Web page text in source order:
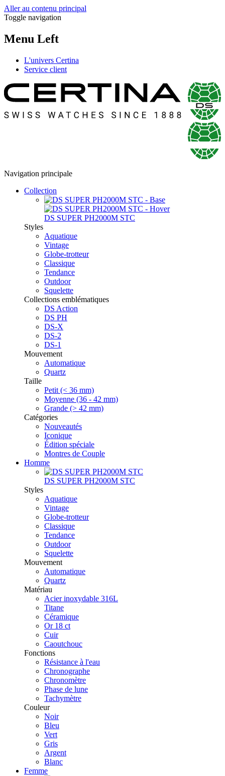
Aller au contenu principal
Toggle navigation
Menu Left
L'univers Certina
Service client
Navigation principale
Collection
DS SUPER PH2000M STC
Styles
Aquatique
Vintage
Globe-trotteur
Classique
Tendance
Outdoor
Squelette
Collections emblématiques
DS Action
DS PH
DS-X
DS-2
DS-1
Mouvement
Automatique
Quartz
Taille
Petit (< 36 mm)
Moyenne (36 - 42 mm)
Grande (> 42 mm)
Catégories
Nouveautés
Iconique
Édition spéciale
Montres de Couple
Homme
DS SUPER PH2000M STC
Styles
Aquatique
Vintage
Globe-trotteur
Classique
Tendance
Outdoor
Squelette
Mouvement
Automatique
Quartz
Matériau
Acier inoxydable 316L
Titane
Céramique
Or 18 ct
Cuir
Caoutchouc
Fonctions
Résistance à l'eau
Chronographe
Chronomètre
Phase de lune
Tachymètre
Couleur
Noir
Bleu
Vert
Gris
Argent
Blanc
Femme